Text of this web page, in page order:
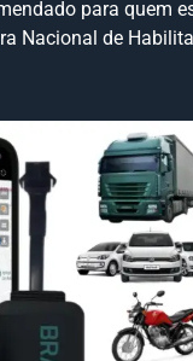
para quem
Nacional de